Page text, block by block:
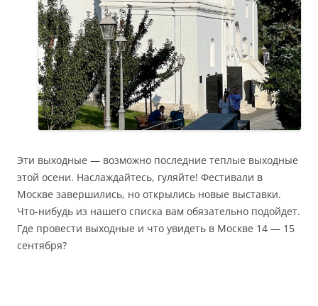
Эти выходные — возможно последние теплые выходные
этой осени. Наслаждайтесь, гуляйте! Фестивали в
Москве завершились, но открылись новые выставки.
Что-нибудь из нашего списка вам обязательно подойдет.
Где провести выходные и что увидеть в Москве 14 — 15
сентября?